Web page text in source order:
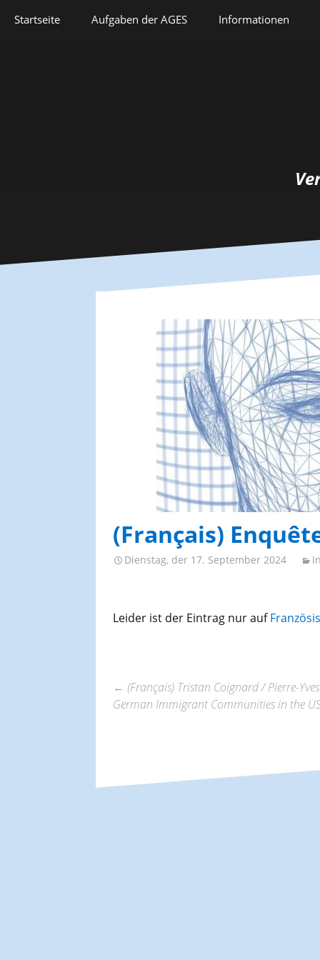
zumStartseite Aufgaben der AGES
Hommage
Informationsbriefe
AGES-Kongresse und
Informationen
(Français)
Dienstag, der 17. September 2024
Leider ist der Eintrag nur auf
Beitrags-
Navigation
← (Français) Tristan Coignard / Pierre-
German Immigrant Communities in the